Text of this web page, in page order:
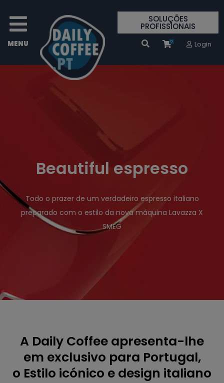
SOLUÇÕES
PROFISSIONAIS
0 Login
Beautiful espresso
Todo o prazer de um verdadeiro espresso italiano
preparado com o estilo da nova máquina Lavazza X
SMEG
A Daily Coffee apresenta-lhe
em exclusivo para Portugal,
o Estilo icónico e design italiano